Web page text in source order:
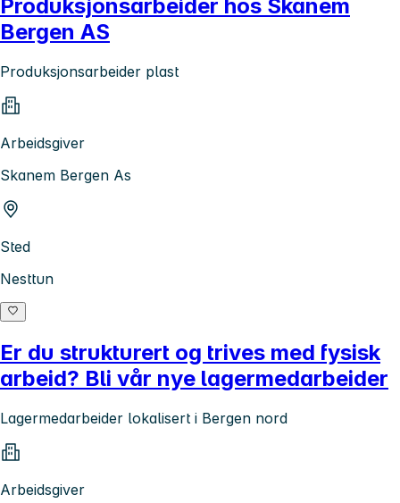
Produksjonsarbeider hos Skanem
Bergen AS
Produksjonsarbeider plast
Arbeidsgiver
Skanem Bergen As
Sted
Nesttun
Er du strukturert og trives med fysisk
arbeid? Bli vår nye lagermedarbeider
Lagermedarbeider lokalisert i Bergen nord
Arbeidsgiver